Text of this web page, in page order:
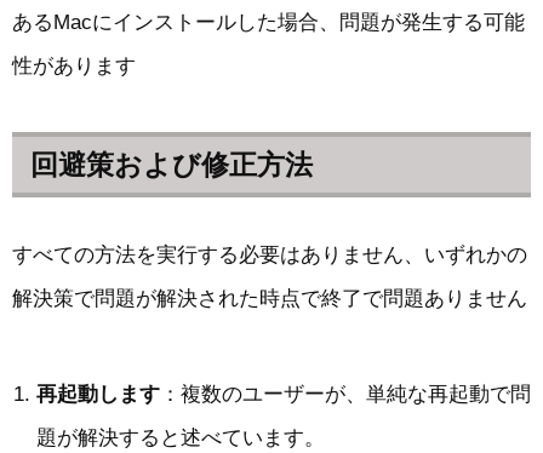
あるMacにインストールした場合、問題が発生する可能
性があります
回避策および修正方法
すべての方法を実行する必要はありません、いずれかの
解決策で問題が解決された時点で終了で問題ありません
再起動します ：複数のユーザーが、単純な再起動で問
題が解決すると述べています。